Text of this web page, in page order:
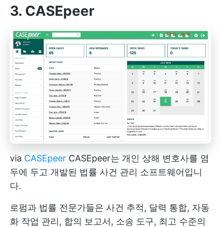
3. CASEpeer
via CASEpeer CASEpeer는 개인 상해 변호사를 염
두에 두고 개발된 법률 사건 관리 소프트웨어입니
다.
로펌과 법률 전문가들은 사건 추적, 달력 통합, 자동
화 작업 관리, 합의 보고서, 소송 도구, 최고 수준의